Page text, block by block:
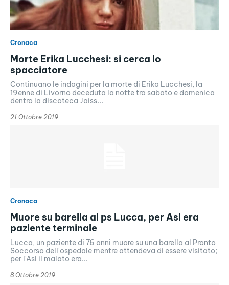
Cronaca
Morte Erika Lucchesi: si cerca lo
spacciatore
Continuano le indagini per la morte di Erika Lucchesi, la
19enne di Livorno deceduta la notte tra sabato e domenica
dentro la discoteca Jaiss...
21 Ottobre 2019
Cronaca
Muore su barella al ps Lucca, per Asl era
paziente terminale
Lucca, un paziente di 76 anni muore su una barella al Pronto
Soccorso dell'ospedale mentre attendeva di essere visitato;
per l'Asl il malato era...
8 Ottobre 2019